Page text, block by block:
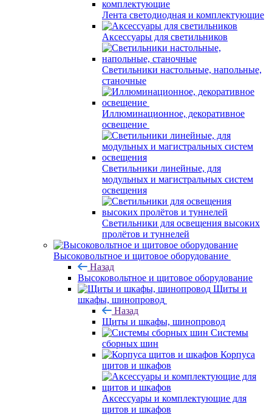
Лента светодиодная и комплектующие
Аксессуары для светильников
Светильники настольные, напольные,
станочные
Иллюминационное, декоративное
освещение
Светильники линейные, для
модульных и магистральных систем
освещения
Светильники для освещения высоких
пролётов и туннелей
Высоковольтное и щитовое оборудование
Назад
Высоковольтное и щитовое оборудование
Щиты и
шкафы, шинопровод
Назад
Щиты и шкафы, шинопровод
Системы
сборных шин
Корпуса
щитов и шкафов
Аксессуары и комплектующие для
щитов и шкафов